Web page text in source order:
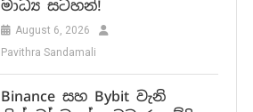
මාධ්‍ය සටහන්!
August 6, 2026
Pavithra Sandamali
Binance සහ Bybit වැනි